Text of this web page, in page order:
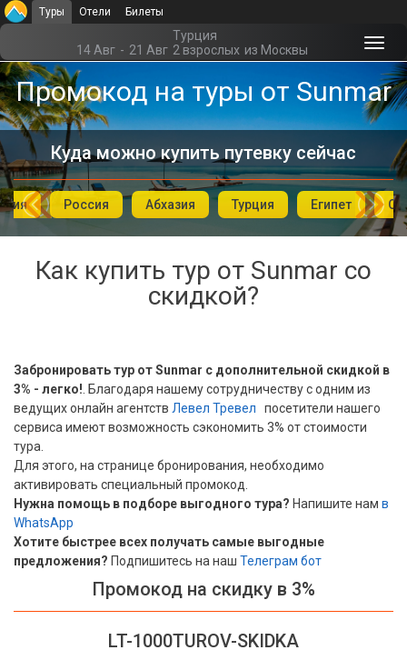
Туры Отели Билеты
Турция
14 Авг - 21 Авг 2 взрослых из Москвы
Промокод на туры от Sunmar
Куда можно купить путевку сейчас
Россия Абхазия Турция Египет
Как купить тур от Sunmar со
скидкой?
Забронировать тур от Sunmar с дополнительной скидкой в
3% - легко! . Благодаря нашему сотрудничеству с одним из
ведущих онлайн агентств Левел Тревел
посетители нашего
сервиса имеют возможность сэкономить 3% от стоимости
тура.
Для этого, на странице бронирования, необходимо
активировать специальный промокод.
Нужна помощь в подборе выгодного тура? Напишите нам в
WhatsApp
Хотите быстрее всех получать самые выгодные
предложения? Подпишитесь на наш Телеграм бот
Промокод на скидку в 3%
LT-1000TUROV-SKIDKA
Офис г. Москва
Помощь
Подборки отелей
Турция
Таиланд
ОАЭ
Шри Ланка
Бали
Вьетнам
Северный Гоа
Южный Гоа